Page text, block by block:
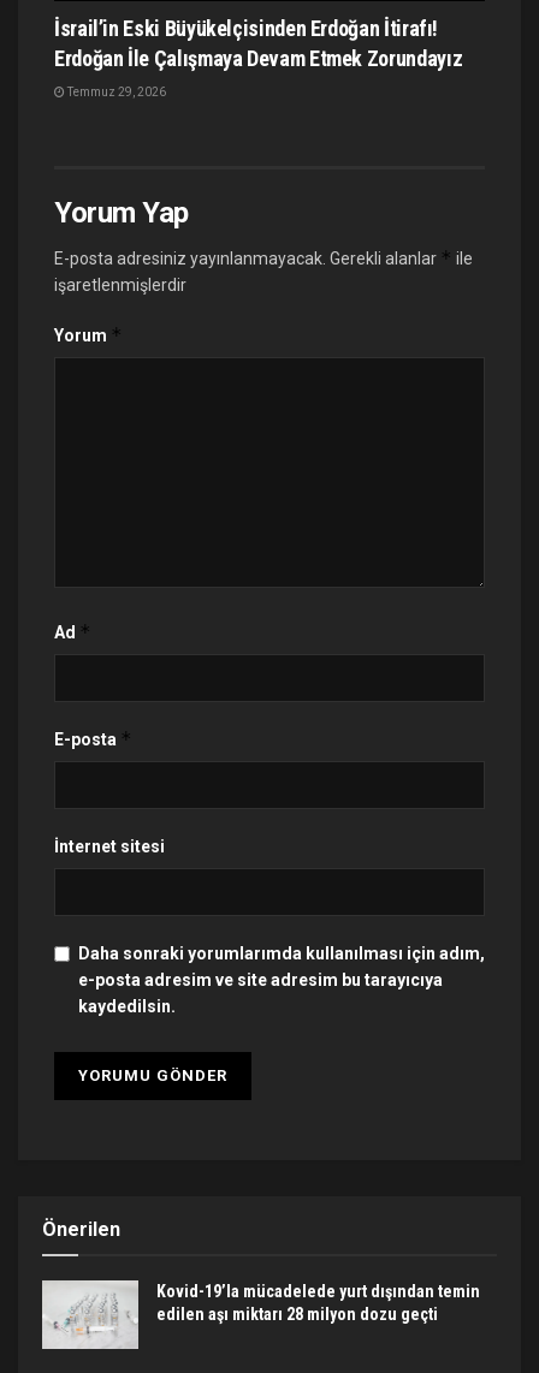
İsrail’in Eski Büyükelçisinden Erdoğan İtirafı!
Erdoğan İle Çalışmaya Devam Etmek Zorundayız
Temmuz 29, 2026
Yorum Yap
E-posta adresiniz yayınlanmayacak. Gerekli alanlar * ile
işaretlenmişlerdir
Yorum *
Ad *
E-posta *
İnternet sitesi
Daha sonraki yorumlarımda kullanılması için adım,
e-posta adresim ve site adresim bu tarayıcıya
kaydedilsin.
Önerilen
Kovid-19’la mücadelede yurt dışından temin
edilen aşı miktarı 28 milyon dozu geçti